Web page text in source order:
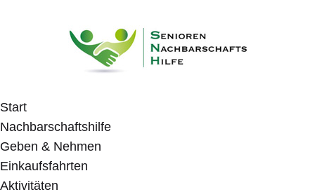
Start
Nachbarschaftshilfe
Geben & Nehmen
Einkaufsfahrten
Aktivitäten